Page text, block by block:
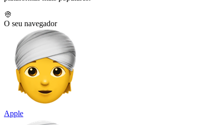
👳
O seu navegador
Apple